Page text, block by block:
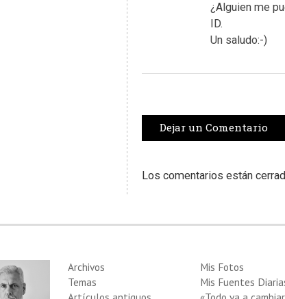
¿Alguien me
ID.
Un saludo:-)
Dejar un Comentario
Los comentarios están
Archivos
Temas
Mis Fotos
Mis Fuentes